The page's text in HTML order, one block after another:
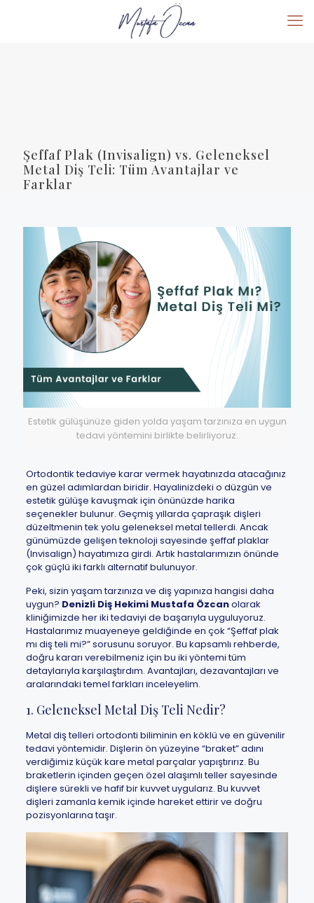
Şeffaf Plak (Invisalign) vs. Geleneksel
Metal Diş Teli: Tüm Avantajlar ve
Farklar
Estetik gülüşünüze giden yolda yaşam tarzınıza en uygun
tedavi yöntemini birlikte belirliyoruz.
Ortodontik tedaviye karar vermek hayatınızda atacağınız
en güzel adımlardan biridir. Hayalinizdeki o düzgün ve
estetik gülüşe kavuşmak için önünüzde harika
seçenekler bulunur. Geçmiş yıllarda çapraşık dişleri
düzeltmenin tek yolu geleneksel metal tellerdi. Ancak
günümüzde gelişen teknoloji sayesinde şeffaf plaklar
(Invisalign) hayatımıza girdi. Artık hastalarımızın önünde
çok güçlü iki farklı alternatif bulunuyor.
Peki, sizin yaşam tarzınıza ve diş yapınıza hangisi daha
uygun? Denizli Diş Hekimi Mustafa Özcanolarak
kliniğimizde her iki tedaviyi de başarıyla uyguluyoruz.
Hastalarımız muayeneye geldiğinde en çok “Şeffaf plak
mı diş teli mi?” sorusunu soruyor. Bu kapsamlı rehberde,
doğru kararı verebilmeniz için bu iki yöntemi tüm
detaylarıyla karşılaştırdım. Avantajları, dezavantajları ve
aralarındaki temel farkları inceleyelim.
1. Geleneksel Metal Diş Teli Nedir?
Metal diş telleri ortodonti biliminin en köklü ve en güvenilir
tedavi yöntemidir. Dişlerin ön yüzeyine “braket” adını
verdiğimiz küçük kare metal parçalar yapıştırırız. Bu
braketlerin içinden geçen özel alaşımlı teller sayesinde
dişlere sürekli ve hafif bir kuvvet uygularız. Bu kuvvet
dişleri zamanla kemik içinde hareket ettirir ve doğru
pozisyonlarına taşır.